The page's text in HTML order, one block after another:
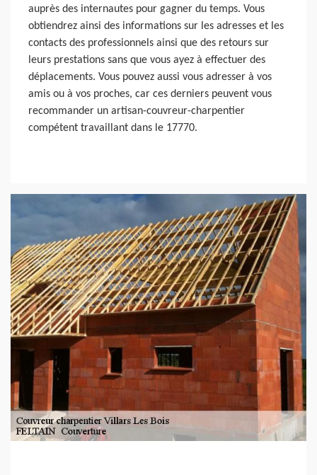
auprès des internautes pour gagner du temps. Vous
obtiendrez ainsi des informations sur les adresses et les
contacts des professionnels ainsi que des retours sur
leurs prestations sans que vous ayez à effectuer des
déplacements. Vous pouvez aussi vous adresser à vos
amis ou à vos proches, car ces derniers peuvent vous
recommander un artisan-couvreur-charpentier
compétent travaillant dans le 17770.